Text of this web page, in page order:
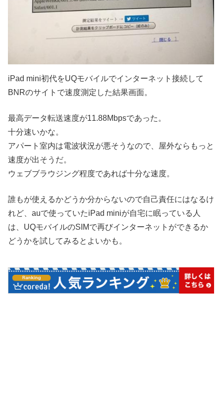
iPad mini初代をUQモバイルでインターネット接続して
BNRのサイトで速度測定した結果画面。
最高データ転送速度が11.88Mbpsであった。
十分速いかな。
アパート室内は電波状況が悪そうなので、屋外ならもっと
速度が出そうだ。
ウェブブラウジング程度であれば十分な速度。
誰もが使えるかどうか分からないので自己責任にはなるけ
れど、auで使っていたiPad miniが自宅に眠っている人
は、UQモバイルのSIMで再びインターネットができるか
どうかを試してみるとよいかも。